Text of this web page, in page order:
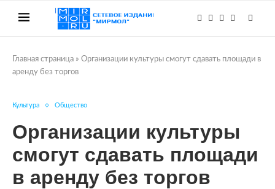
Главная страница » Организации культуры смогут сдавать площади в
аренду без торгов
Культура Общество
Организации культуры
смогут сдавать площади
в аренду без торгов